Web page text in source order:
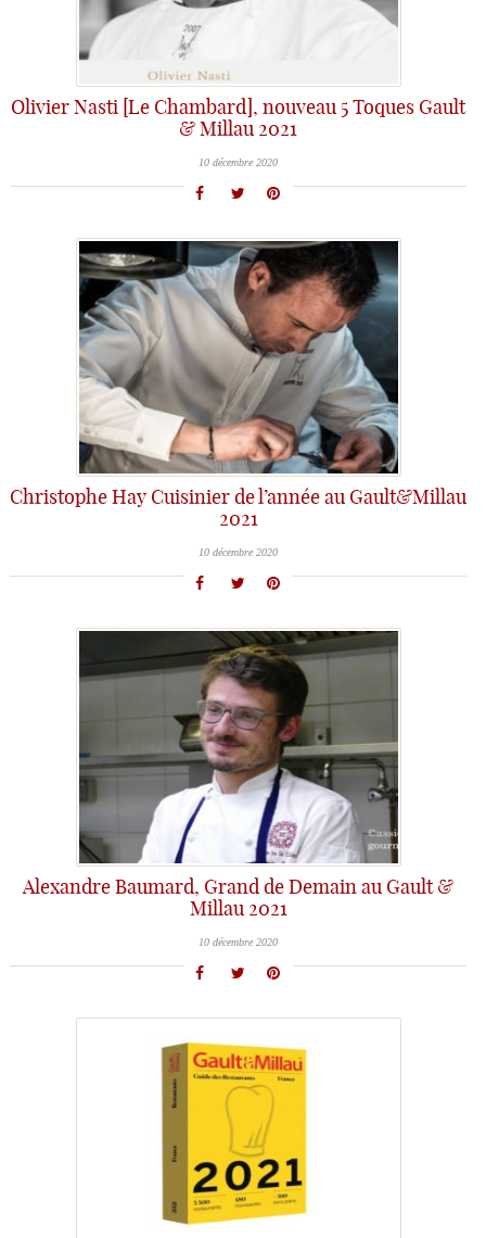
Olivier Nasti [Le Chambard], nouveau 5 Toques Gault
& Millau 2021
10 décembre 2020
Christophe Hay Cuisinier de l’année au Gault&Millau
2021
10 décembre 2020
Alexandre Baumard, Grand de Demain au Gault &
Millau 2021
10 décembre 2020